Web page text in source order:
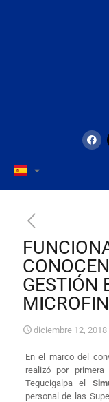
GESTIÓN
diciembre 12, 2018
En el marco del
realizó por
Tegucigalpa el
personal de las